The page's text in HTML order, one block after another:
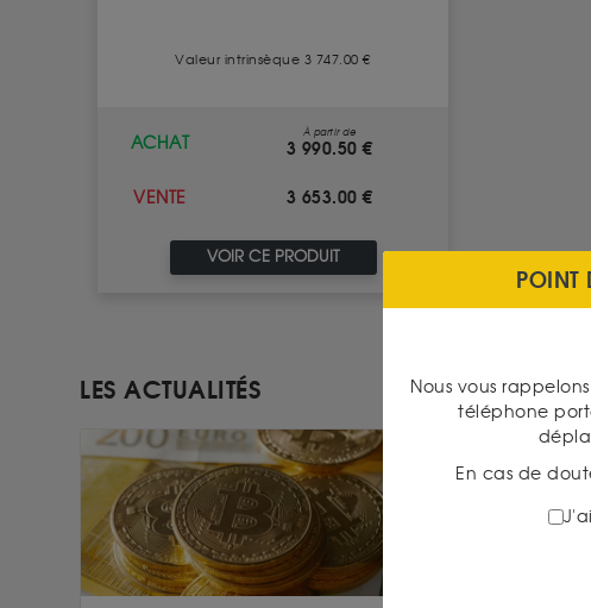
Valeur intrinsèque 3 747.00 €
ACHAT
À partir de
3 990.50 €
VENTE 3 653.00 €
VOIR CE PRODUIT
LES ACTUALITÉS
POINT
Nous vous
téléphone
En cas de